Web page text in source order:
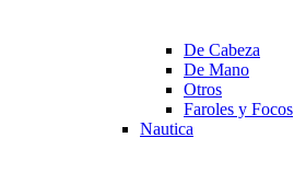
De Cabeza
De Mano
Otros
Faroles y Focos
Nautica